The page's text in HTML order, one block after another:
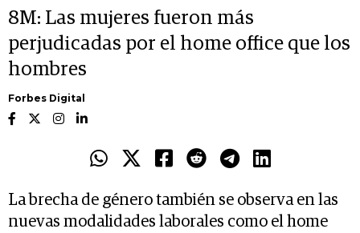
8M: Las mujeres fueron más
perjudicadas por el home office que los
hombres
Forbes Digital
La brecha de género también se observa en las
nuevas modalidades laborales como el home